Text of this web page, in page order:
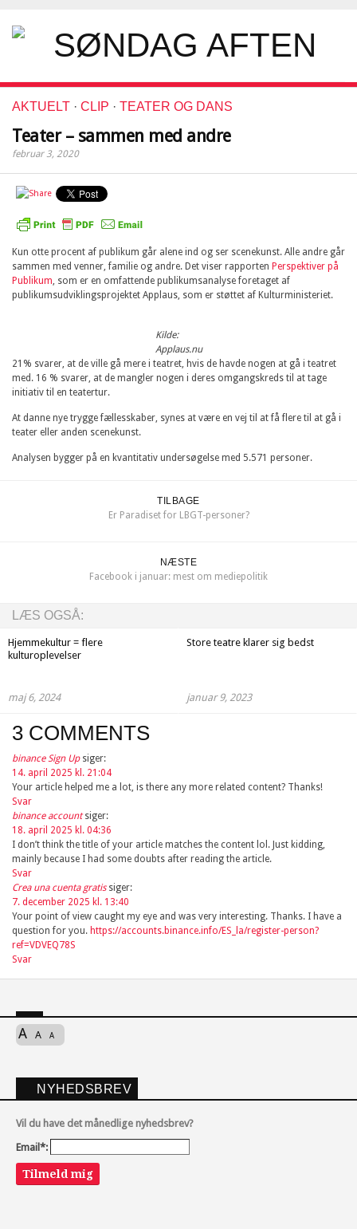
AKTUELT · CLIP · TEATER OG DANS
Teater – sammen med andre
februar 3, 2020
Kun otte procent af publikum går alene ind og ser scenekunst. Alle andre går
sammen med venner, familie og andre. Det viser rapporten Perspektiver på
Publikum , som er en omfattende publikumsanalyse foretaget af
publikumsudviklingsprojektet Applaus, som er støttet af Kulturministeriet.
Kilde:
Applaus.nu
21% svarer, at de ville gå mere i teatret, hvis de havde nogen at gå i teatret
med. 16 % svarer, at de mangler nogen i deres omgangskreds til at tage
initiativ til en teatertur.
At danne nye trygge fællesskaber, synes at være en vej til at få flere til at gå i
teater eller anden scenekunst.
Analysen bygger på en kvantitativ undersøgelse med 5.571 personer.
TILBAGE
Er Paradiset for LBGT-personer?
NÆSTE
Facebook i januar: mest om mediepolitik
LÆS OGSÅ:
Hjemmekultur = flere
kulturoplevelser
maj 6, 2024
Store teatre klarer sig bedst
januar 9, 2023
3 COMMENTS
binance Sign Up siger:
14. april 2025 kl. 21:04
Your article helped me a lot, is there any more related content? Thanks!
Svar
binance account siger:
18. april 2025 kl. 04:36
I don’t think the title of your article matches the content lol. Just kidding,
mainly because I had some doubts after reading the article.
Svar
Crea una cuenta gratis siger:
7. december 2025 kl. 13:40
Your point of view caught my eye and was very interesting. Thanks. I have a
question for you. https://accounts.binance.info/ES_la/register-person?
ref=VDVEQ78S
Svar
A A A
NYHEDSBREV
Vil du have det månedlige nyhedsbrev?
Email*:
Tilmeld mig